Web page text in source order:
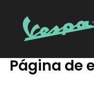
Página de